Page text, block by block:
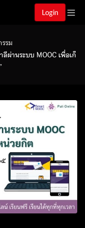
Login
รม
ผ่านระบบ MOOC เพื่อเก็